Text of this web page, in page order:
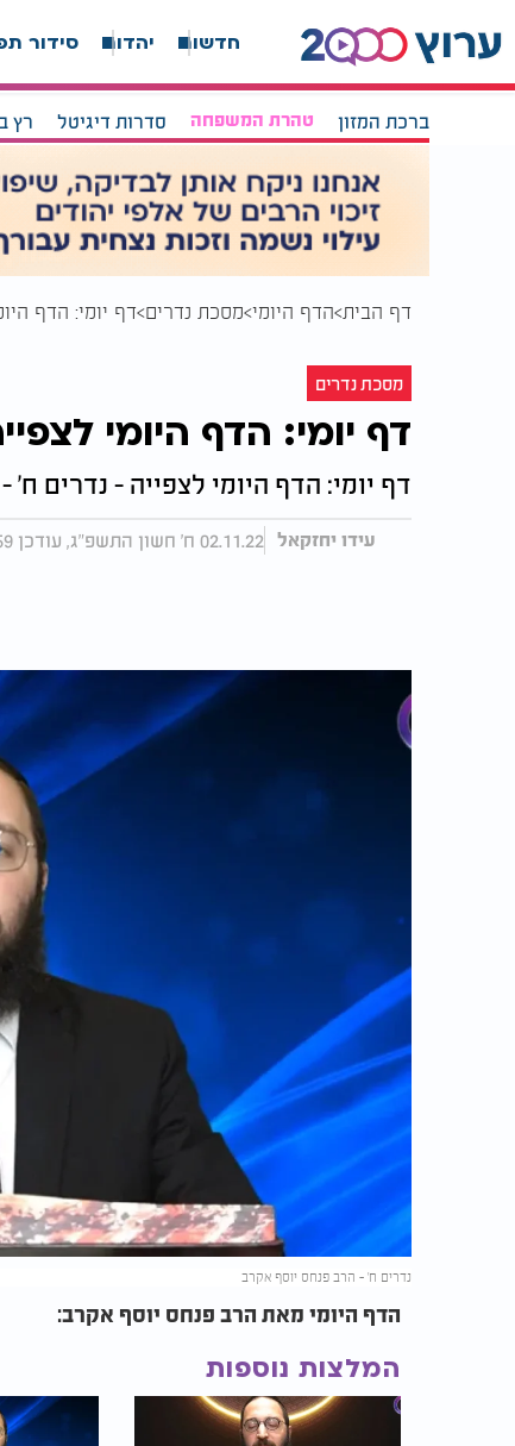
חדשות יהדות סידור
ברכת המזון טהרת המשפחה סדרות דיגיטל רץ
דף הבית הדף היומי מסכת נדרים דף יומי: הדף
מסכת נדרים
דף יומי: הדף היומי
דף יומי: הדף היומי לצפייה - נדרים
עידו יחזקאל 02.11.22 ח' חשון התשפ"ג, עודכן 20:59 17.11.22
נדרים ח' - הרב פנחס יוסף אקרב
הדף היומי מאת הרב פנחס יוסף אקרב:
המלצות נוספות